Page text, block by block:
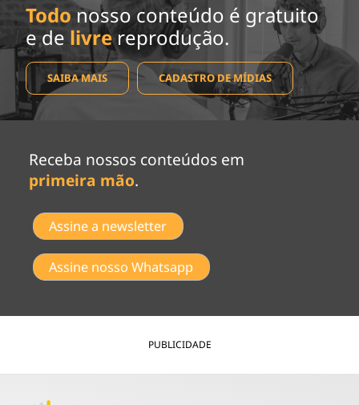
Todo nosso conteúdo é gratuito
e de livrereprodução.
SAIBA MAIS CADASTRO DE MÍDIAS
Receba nossos conteúdos em
primeira mão.
Assine a newsletter
Assine nosso Whatsapp
PUBLICIDADE